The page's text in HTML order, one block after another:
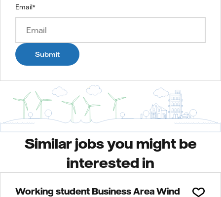
Email*
Submit
Similar jobs you might be
interested in
Working student Business Area Wind